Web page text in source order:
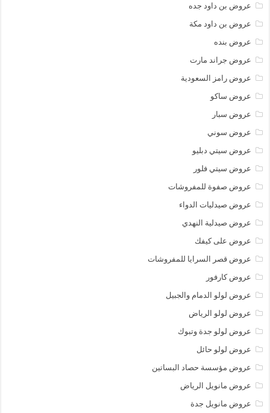
عروض بن داود جده
عروض بن داود مكة
عروض بنده
عروض جراند مارت
عروض رامز السعودية
عروض ساكو
عروض سبار
عروض سوني
عروض سيتي دبليو
عروض سيتي فلور
عروض صفوة للمفروشات
عروض صيدليات الدواء
عروض صيدلية النهدي
عروض على كيفك
عروض قصر السرايا للمفروشات
عروض كارفور
عروض لولو الدمام والجبيل
عروض لولو الرياض
عروض لولو جدة وتبوك
عروض لولو حائل
عروض مؤسسة حصاد البساتين
عروض مانويل الرياض
عروض مانويل جدة